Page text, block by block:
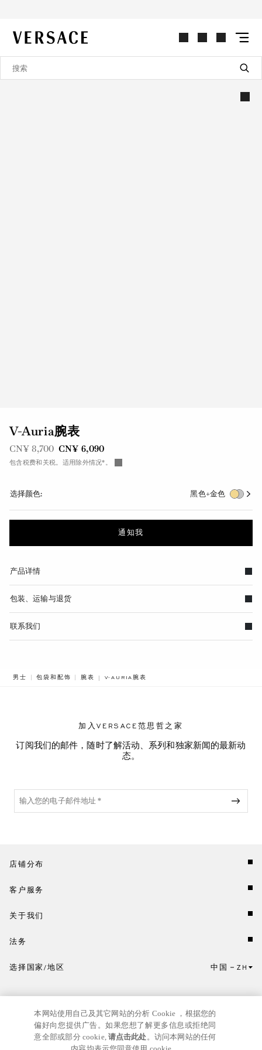
VERSACE | 主页
V-Auria腕表
之前是
CN¥ 8,700现在是
CN¥ 6,090
包含税费和关税。适用除外情况*。
选择颜色: 黑色+金色
通知我
产品详情
包装、运输与退货
联系我们
男士 包袋和配饰 腕表 BREADCRUMB.ADA.LABEL.CURRENT
V-AURIA腕表
加入VERSACE范思哲之家
订阅我们的邮件，随时了解活动、系列和独家新闻的最新动
态。
店铺分布
客户服务
关于我们
法务
点击此处选择国家/地区和语言。
选择国家/地区 中国 ZH
本网站使用自己及其它网站的分析 Cookie ，根据您的
偏好向您提供广告。如果您想了解更多信息或拒绝同
意全部或部分 cookie,请点击此处。访问本网站的任何